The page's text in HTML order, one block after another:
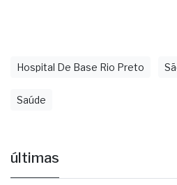
Hospital De Base Rio Preto
Saúde
últimas